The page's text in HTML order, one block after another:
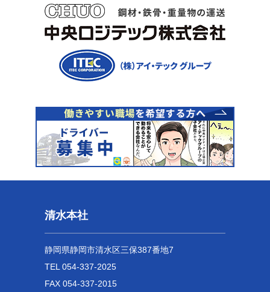
清水本社
静岡県静岡市清水区三保387番地7
TEL 054-337-2025
FAX 054-337-2015